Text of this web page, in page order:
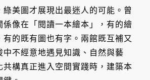
綠美圖才展現出最迷人的可能。曾
係像在「閱讀一本繪本」，有的繪
有的既有圖也有字。兩館既互補又
中不經意地遇見知識、自然與藝
共構真正進入空間實踐時，建築本